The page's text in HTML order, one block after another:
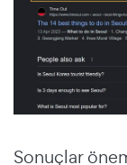
Sonuçlar